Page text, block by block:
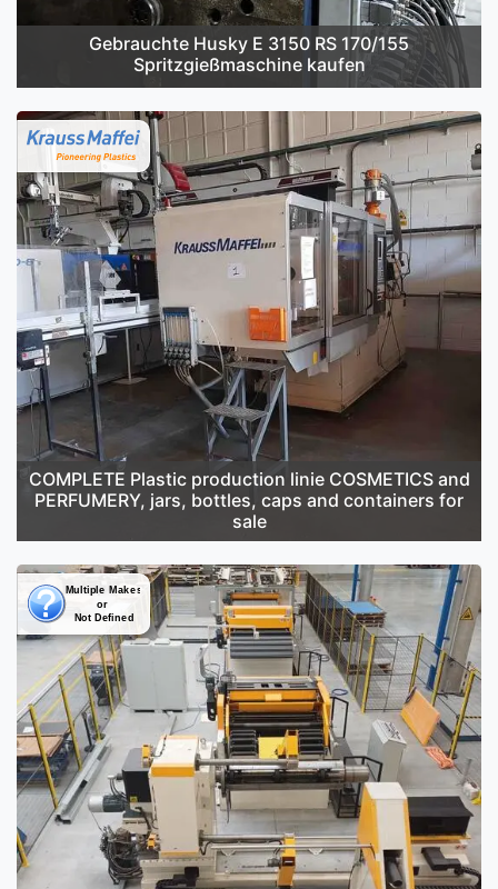
Gebrauchte Husky E 3150 RS 170/155
Spritzgießmaschine kaufen
COMPLETE Plastic production linie COSMETICS and
PERFUMERY, jars, bottles, caps and containers for
sale